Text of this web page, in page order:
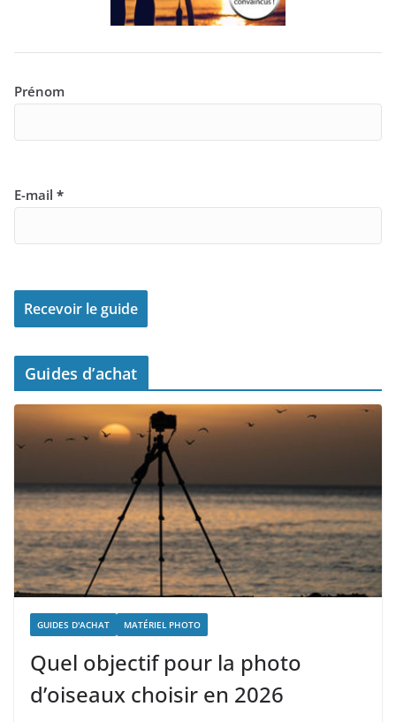
Prénom
E-mail *
Guides d’achat
GUIDES D'ACHAT MATÉRIEL PHOTO
Quel objectif pour la photo
d’oiseaux choisir en 2026